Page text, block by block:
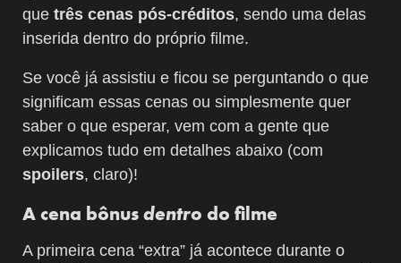
que três cenas pós-créditos, sendo uma delas
inserida dentro do próprio filme.
Se você já assistiu e ficou se perguntando o que
significam essas cenas ou simplesmente quer
saber o que esperar, vem com a gente que
explicamos tudo em detalhes abaixo (com
spoilers, claro)!
A cena bônusdentro do filme
A primeira cena “extra” já acontece durante o